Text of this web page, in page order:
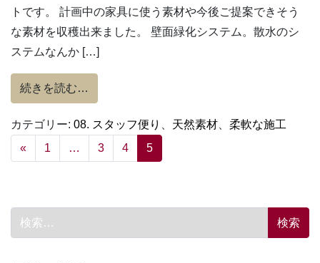
トです。 計画中の家具に使う素材や今後ご提案できそう
な素材を収穫出来ました。 壁面緑化システム。散水のシ
ステムなんか […]
続きを読む…
カテゴリー: 08. スタッフ便り 、 天然素材、 柔軟な施工
投稿ナビゲーション
« 1 … 3 4 5
検索: